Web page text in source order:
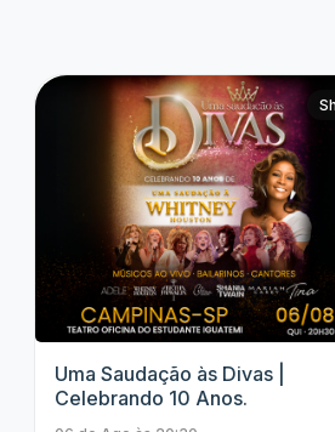
Starlight Concert | Clássicos do
Cinema
06 de Ago às 21:00
Arapongas, PR